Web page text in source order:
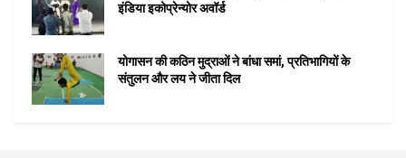
इंडिया इकोप्रेन्योर अवॉर्ड
योगासन की कठिन मुद्राओं ने बांधा समां, प्रतिभागियों के
संतुलन और लय ने जीता दिल